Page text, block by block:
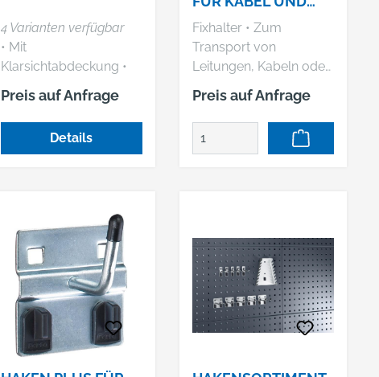
4 Varianten verfügbar
• Mit
Klarsichtabdeckung •
Für DIN-A4- und DIN-
A3-Formate
Preis auf Anfrage
Details
SCHLÄUCHE FÜR
LOCHPLATTEN
Fixhalter • Zum
Transport von
Leitungen, Kabeln oder
Schläuchen • Um 360°
drehbar Hersteller: Bott
GmbH & Co. KG,
Bahnstr. 17, 74405
Preis auf Anfrage